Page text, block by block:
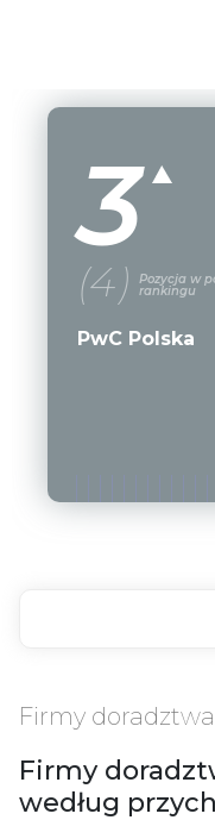
Firmy
Firmy
według